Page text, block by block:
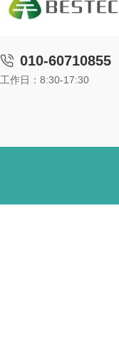
010-60710855
工作日：8:30-17:30